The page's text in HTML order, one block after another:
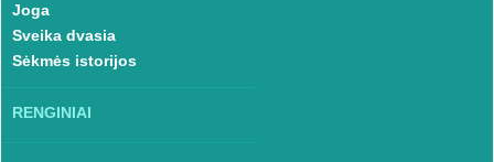
Joga
Sveika dvasia
Sėkmės istorijos
RENGINIAI